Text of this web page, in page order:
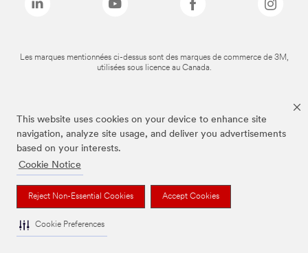
This website uses cookies on your device to enhance site
navigation, analyze site usage, and deliver you advertisements
based on your interests.
Cookie Notice
Reject Non-Essential Cookies Accept Cookies
Cookie Preferences
Les marques mentionnées ci-dessus sont des marques de commerce de 3M,
utilisées sous licence au Canada.